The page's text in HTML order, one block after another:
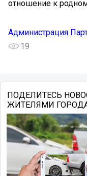
отношение к
Администрация
19
ПОДЕЛИТЕСЬ
ЖИТЕЛЯМИ